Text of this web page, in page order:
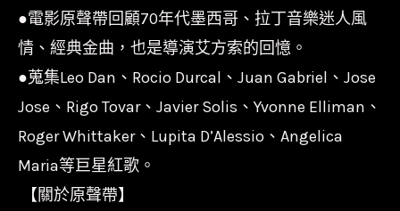
●電影原聲帶回顧70年代墨西哥、拉丁音樂迷人風
情、經典金曲，也是導演艾方索的回憶。
●蒐集Leo Dan、Rocio Durcal、Juan Gabriel、Jose
Jose、Rigo Tovar、Javier Solis、Yvonne Elliman、
Roger Whittaker、Lupita D’Alessio、Angelica
Maria等巨星紅歌。
【關於原聲帶】